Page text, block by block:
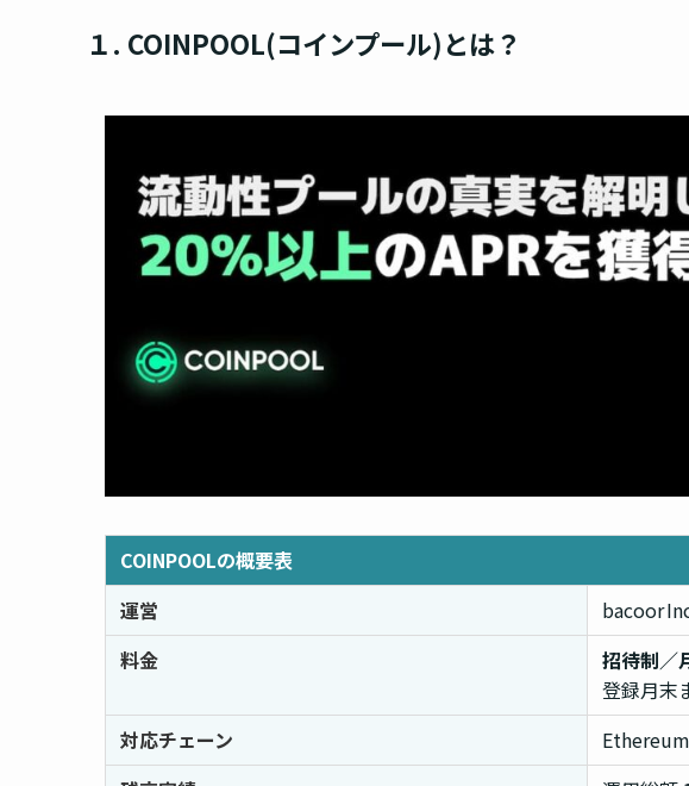
１. COINPOOL(コインプール)とは？
COINPOOLの概要表
運営
bacoor
料金
招待制／
登録月末
対応チェーン